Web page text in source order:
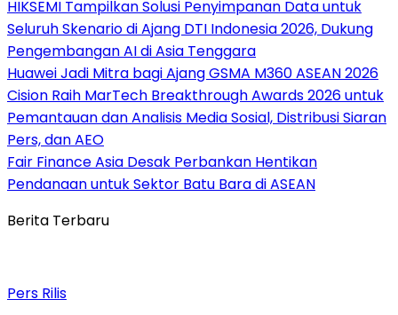
HIKSEMI Tampilkan Solusi Penyimpanan Data untuk
Seluruh Skenario di Ajang DTI Indonesia 2026, Dukung
Pengembangan AI di Asia Tenggara
Huawei Jadi Mitra bagi Ajang GSMA M360 ASEAN 2026
Cision Raih MarTech Breakthrough Awards 2026 untuk
Pemantauan dan Analisis Media Sosial, Distribusi Siaran
Pers, dan AEO
Fair Finance Asia Desak Perbankan Hentikan
Pendanaan untuk Sektor Batu Bara di ASEAN
Berita Terbaru
Pers Rilis